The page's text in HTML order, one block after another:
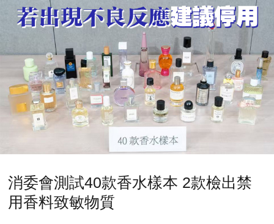
消委會測試40款香水樣本 2款檢出禁
用香料致敏物質